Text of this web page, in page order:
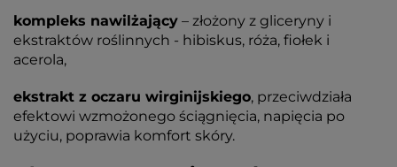
kompleks nawilżający – złożony z gliceryny i
ekstraktów roślinnych - hibiskus, róża, fiołek i
acerola,
ekstrakt z oczaru wirginijskiego, przeciwdziała
efektowi wzmożonego ściągnięcia, napięcia po
użyciu, poprawia komfort skóry.